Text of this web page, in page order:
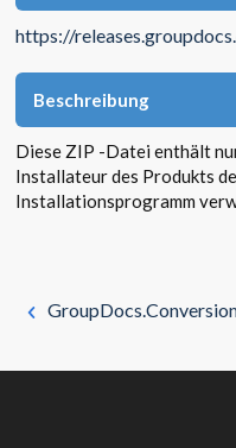
https://
Beschreibung
Diese ZIP -Datei enthält
Installateur des Produkts
Installationsprogramm